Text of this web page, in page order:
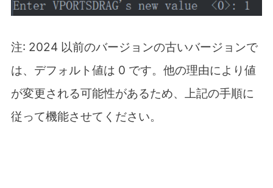
注: 2024 以前のバージョンの古いバージョンで
は、デフォルト値は 0 です。他の理由により値
が変更される可能性があるため、上記の手順に
従って機能させてください。